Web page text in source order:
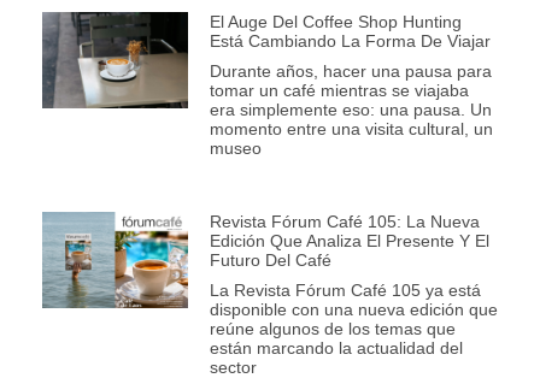
El Auge Del Coffee Shop Hunting
Está Cambiando La Forma De Viajar
Durante años, hacer una pausa para
tomar un café mientras se viajaba
era simplemente eso: una pausa. Un
momento entre una visita cultural, un
museo
Revista Fórum Café 105: La Nueva
Edición Que Analiza El Presente Y El
Futuro Del Café
La Revista Fórum Café 105 ya está
disponible con una nueva edición que
reúne algunos de los temas que
están marcando la actualidad del
sector